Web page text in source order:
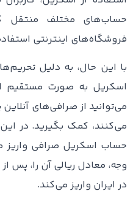
حساب‌های مختلف منتقل
فروشگاه‌های اینترنتی
با این حال، به دلیل
اسکریل به صورت مستقیم
می‌توانید از صرافی‌های
می‌کنند، کمک بگیرید. در
حساب اسکریل صرافی واریز
وجه، معادل ریالی آن را، پس
در ایران واریز می‌کند.